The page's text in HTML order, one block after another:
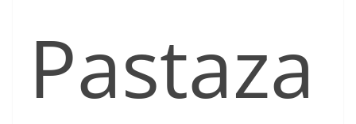
Pastaza